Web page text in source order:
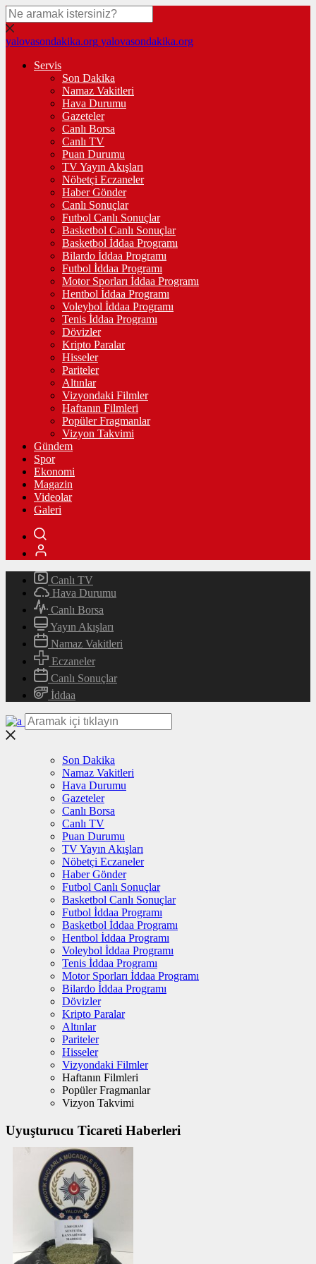
yalovasondakika.org yalovasondakika.org
Servis
Son Dakika
Namaz Vakitleri
Hava Durumu
Gazeteler
Canlı Borsa
Canlı TV
Puan Durumu
TV Yayın Akışları
Nöbetçi Eczaneler
Haber Gönder
Canlı Sonuçlar
Futbol Canlı Sonuçlar
Basketbol Canlı Sonuçlar
Basketbol İddaa Programı
Bilardo İddaa Programı
Futbol İddaa Programı
Motor Sporları İddaa Programı
Hentbol İddaa Programı
Voleybol İddaa Programı
Tenis İddaa Programı
Dövizler
Kripto Paralar
Hisseler
Pariteler
Altınlar
Vizyondaki Filmler
Haftanın Filmleri
Popüler Fragmanlar
Vizyon Takvimi
Gündem
Spor
Ekonomi
Magazin
Videolar
Galeri
Canlı TV
Hava Durumu
Canlı Borsa
Yayın Akışları
Namaz Vakitleri
Eczaneler
Canlı Sonuçlar
İddaa
Son Dakika
Namaz Vakitleri
Hava Durumu
Gazeteler
Canlı Borsa
Canlı TV
Puan Durumu
TV Yayın Akışları
Nöbetçi Eczaneler
Haber Gönder
Futbol Canlı Sonuçlar
Basketbol Canlı Sonuçlar
Futbol İddaa Programı
Basketbol İddaa Programı
Hentbol İddaa Programı
Voleybol İddaa Programı
Tenis İddaa Programı
Motor Sporları İddaa Programı
Bilardo İddaa Programı
Dövizler
Kripto Paralar
Altınlar
Pariteler
Hisseler
Vizyondaki Filmler
Haftanın Filmleri
Popüler Fragmanlar
Vizyon Takvimi
Uyuşturucu Ticareti Haberleri